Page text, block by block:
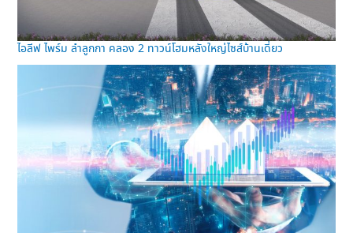
ไอลีฟ ไพร์ม ลำลูกกา คลอง 2 ทาวน์โฮมหลังใหญ่ไซส์บ้านเดี่ยว